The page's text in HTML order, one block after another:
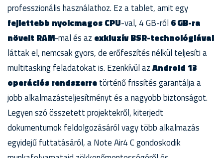
professzionális használathoz. Ez a tablet, amit egy
fejlettebb nyolcmagos CPU-val, 4 GB-ról 6 GB-ra
növelt RAM-mal és az exkluzív BSR-technológiával
láttak el, nemcsak gyors, de erőfeszítés nélkül teljesíti a
multitasking feladatokat is. Ezenkívül azAndroid 13
operációs rendszerretörténő frissítés garantálja a
jobb alkalmazásteljesítményt és a nagyobb biztonságot.
Legyen szó összetett projektekről, kiterjedt
dokumentumok feldolgozásáról vagy több alkalmazás
egyidejű futtatásáról, a Note Air4 C gondoskodik